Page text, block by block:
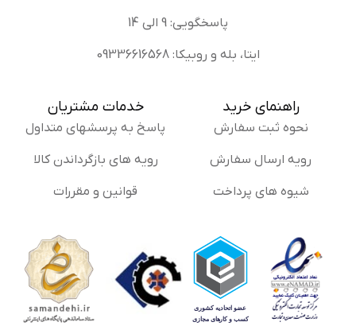
پاسخگویی: 9 الی 14
ایتا، بله و روبیکا: 09336616568
راهنمای خرید
نحوه ثبت سفارش
رویه ارسال سفارش
شیوه های پرداخت
خدمات مشتریان
پاسخ به پرسشهای متداول
رویه های بازگرداندن کالا
قوانین و مقررات